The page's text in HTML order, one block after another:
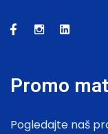
Promo
Pogledajte naš